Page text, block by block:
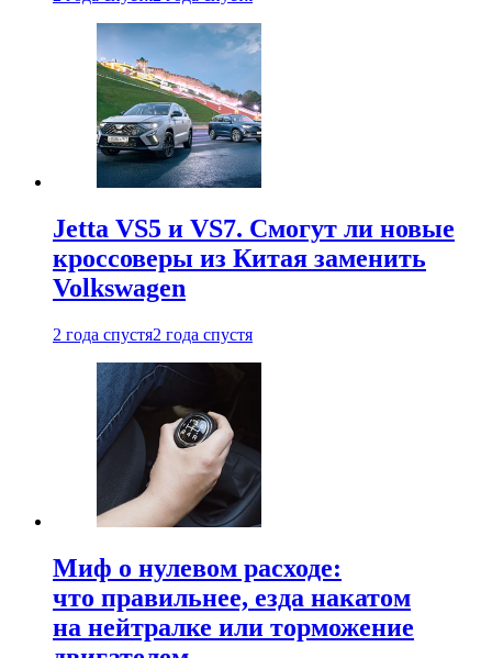
Jetta VS5 и VS7. Смогут ли новые
кроссоверы из Китая заменить
Volkswagen
2 года спустя2 года спустя
Миф о нулевом расходе:
что правильнее, езда накатом
на нейтралке или торможение